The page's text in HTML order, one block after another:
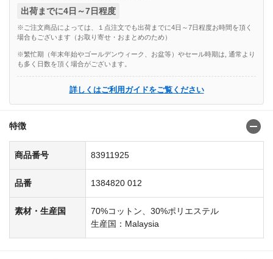
出荷までに4日～7日程度
※ご注文商品によっては、１点注文でも出荷までに4日～7日程度お時間を頂く
場合もございます（お取り寄せ・おまとめのため）
※繁忙期（年末年始やゴールデンウィーク、お盆等）やセール時期は, 通常より
も多く日数を頂く場合がございます。
詳しくはご利用ガイドをご覧ください
特徴
商品番号 83911925
品番 1384820 012
素材・生産国
70%コットン、30%ポリエステル
生産国：Malaysia